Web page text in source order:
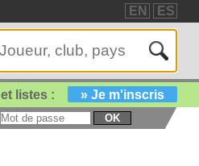
EN ES
listes : » Je m'inscris
OK